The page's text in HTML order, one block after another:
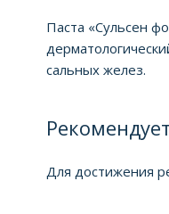
Паста «Сульсен
сальных желез.
Для достижения